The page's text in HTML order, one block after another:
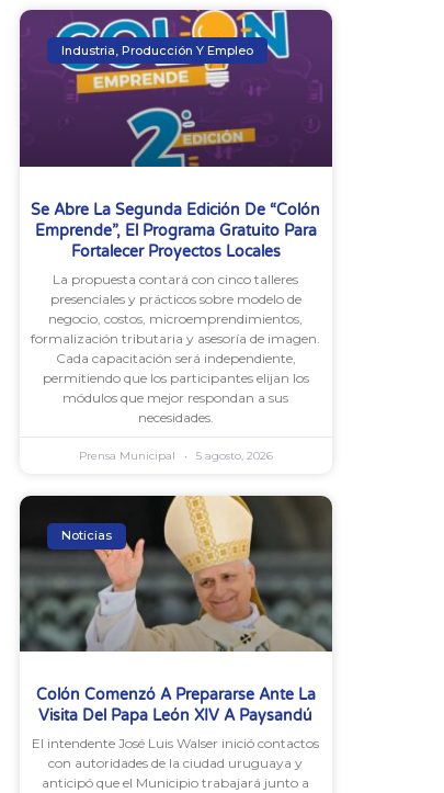
Industria, Producción Y Empleo
Se Abre La Segunda Edición De “Colón
Emprende”, El Programa Gratuito Para
Fortalecer Proyectos Locales
La propuesta contará con cinco talleres
presenciales y prácticos sobre modelo de
negocio, costos, microemprendimientos,
formalización tributaria y asesoría de imagen.
Cada capacitación será independiente,
permitiendo que los participantes elijan los
módulos que mejor respondan a sus
necesidades.
Prensa Municipal 5 agosto, 2026
Noticias
Colón Comenzó A Prepararse Ante La
Visita Del Papa León XIV A Paysandú
El intendente José Luis Walser inició contactos
con autoridades de la ciudad uruguaya y
anticipó que el Municipio trabajará junto a